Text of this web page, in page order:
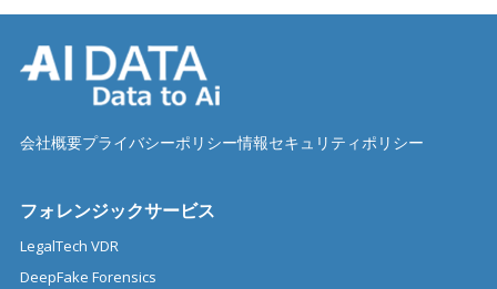
会社概要プライバシーポリシー情報セキュリティポリシー
フォレンジックサービス
LegalTech VDR
DeepFake Forensics